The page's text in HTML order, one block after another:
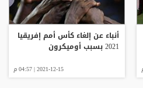
أنباء عن إلغاء كأس أمم إفريقيا
2021 بسبب أوميكرون
2021-12-15 | 04:57 م